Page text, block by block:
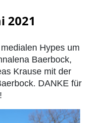
2021
Hypes um
Baerbock,
Krause mit der
DANKE für